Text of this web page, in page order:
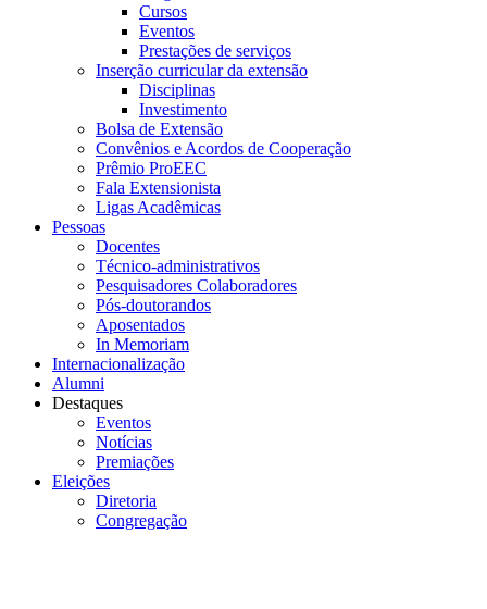
Cursos
Eventos
Prestações de serviços
Inserção curricular da extensão
Disciplinas
Investimento
Bolsa de Extensão
Convênios e Acordos de Cooperação
Prêmio ProEEC
Fala Extensionista
Ligas Acadêmicas
Pessoas
Docentes
Técnico-administrativos
Pesquisadores Colaboradores
Pós-doutorandos
Aposentados
In Memoriam
Internacionalização
Alumni
Destaques
Eventos
Notícias
Premiações
Eleições
Diretoria
Congregação